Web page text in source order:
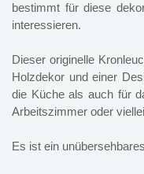
bestimmt für diese
interessieren.
Dieser originelle
Holzdekor und einer
die Küche als auch für
Arbeitszimmer oder
Es ist ein